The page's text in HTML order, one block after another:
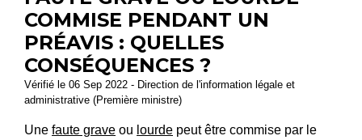
COMMISE PENDANT UN
PRÉAVIS : QUELLES
CONSÉQUENCES ?
Vérifié le 06 Sep 2022 - Direction de l'information légale et
administrative (Première ministre)
Une faute grave ou lourde peut être commise par le